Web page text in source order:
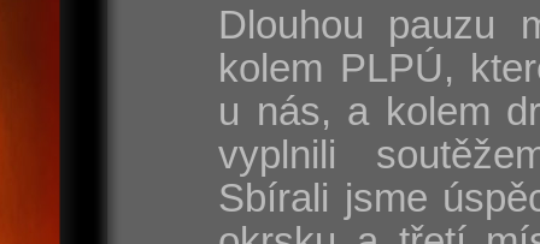
Dlouhou pauzu
kolem PLPÚ,
u nás, a kolem
vyplnili
Sbírali jsme